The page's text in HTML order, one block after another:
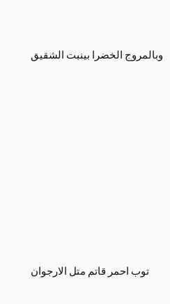
وبالمروج الخضرا بينبت الشقيق
توب احمر قاتم متل الارجوان